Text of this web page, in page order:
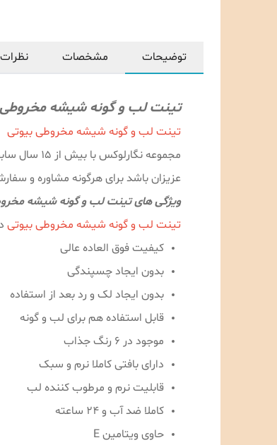
توضیحات مشخصات نظرات
تینت لب و گونه شیشه مخروطی
تینت لب و گونه شیشه مخروطی بیوتی
مجموعه
عزیزان باشد برای هرگونه مشاوره و سفارش عمده می‌توانید با شماره
ویژگی های تینت لب و گونه شیشه
تینت لب و گونه شیشه مخروطی بیوتی
کیفیت فوق العاده عالی
بدون ایجاد چسپندگی
بدون ایجاد لک و رد بعد از استفاده
قابل استفاده هم برای لب و گونه
موجود در 6 رنگ جذاب
دارای بافتی کاملا نرم و سبک
قابلیت نرم و مرطوب کننده لب
کاملا ضد آب و 24 ساعته
حاوی ویتامین E